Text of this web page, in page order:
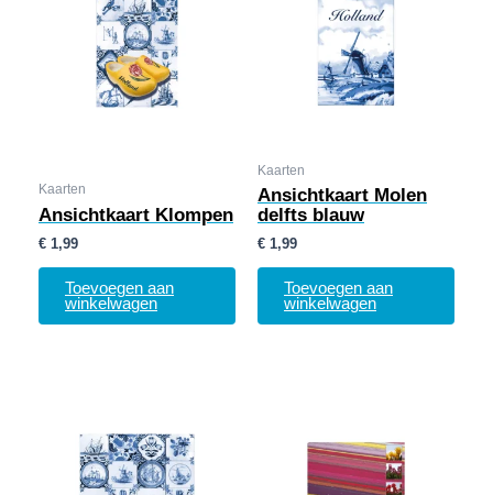
Kaarten
Ansichtkaart Klompen
€ 1,99
Toevoegen aan
winkelwagen
Kaarten
Ansichtkaart Molen
delfts blauw
€ 1,99
Toevoegen aan
winkelwagen